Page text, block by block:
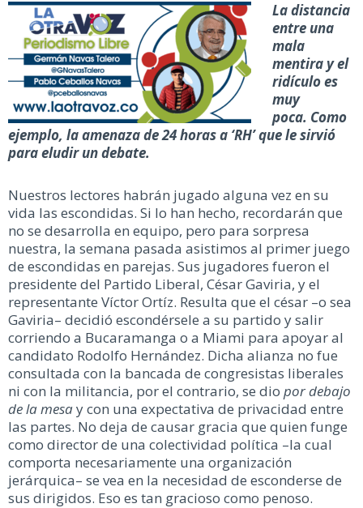
La distancia
entre una
mala
mentira y el
ridículo es
muy
poca. Como
ejemplo, la amenaza de 24 horas a ‘RH’ que le sirvió
para eludir un debate.
Nuestros lectores habrán jugado alguna vez en su
vida las escondidas. Si lo han hecho, recordarán que
no se desarrolla en equipo, pero para sorpresa
nuestra, la semana pasada asistimos al primer juego
de escondidas en parejas. Sus jugadores fueron el
presidente del Partido Liberal, César Gaviria, y el
representante Víctor Ortíz. Resulta que el césar –o sea
Gaviria– decidió escondérsele a su partido y salir
corriendo a Bucaramanga o a Miami para apoyar al
candidato Rodolfo Hernández. Dicha alianza no fue
consultada con la bancada de congresistas liberales
ni con la militancia, por el contrario, se dio por debajo
de la mesay con una expectativa de privacidad entre
las partes. No deja de causar gracia que quien funge
como director de una colectividad política –la cual
comporta necesariamente una organización
jerárquica– se vea en la necesidad de esconderse de
sus dirigidos. Eso es tan gracioso como penoso.